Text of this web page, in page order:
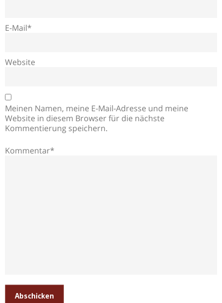
E-Mail*
Website
Meinen Namen, meine E-Mail-Adresse und meine
Website in diesem Browser für die nächste
Kommentierung speichern.
Kommentar*
Abschicken